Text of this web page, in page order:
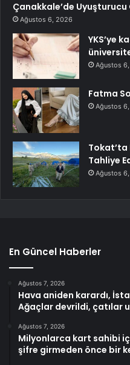
Çanakkale’de
Ağustos 6, 2026
YKS’ye
Ağustos
Fatma
Ağustos
Tokat’ta
Tahliye
Ağustos
En Güncel Haberler
Ağustos 7, 2026
Hava aniden karardı,
Ağaçlar devrildi, çatılar
Ağustos 7, 2026
Milyonlarca kart sahibi
şifre girmeden önce bir